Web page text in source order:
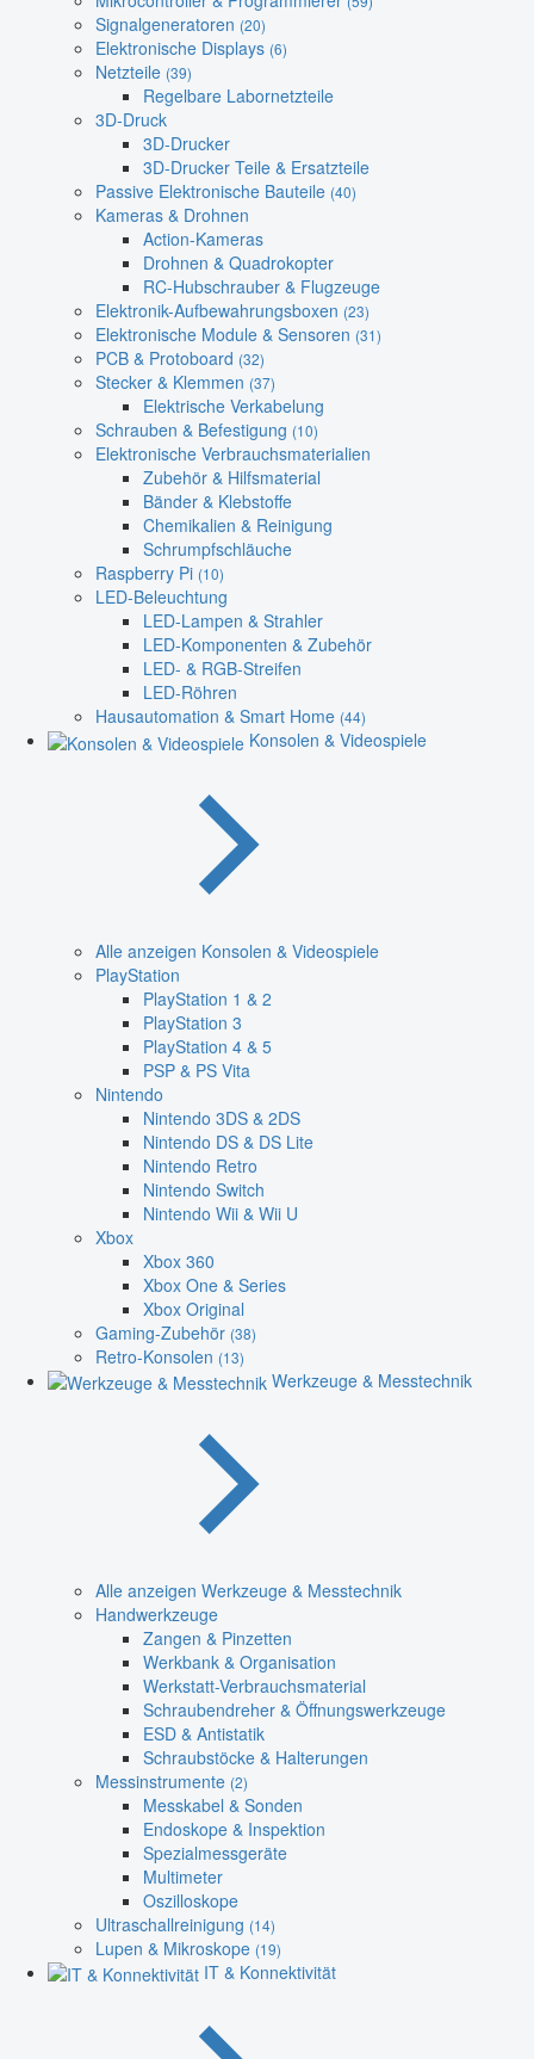
Signalgeneratoren (20)
Elektronische Displays (6)
Netzteile (39)
Regelbare Labornetzteile
3D-Druck
3D-Drucker
3D-Drucker Teile & Ersatzteile
Passive Elektronische Bauteile (40)
Kameras & Drohnen
Action-Kameras
Drohnen & Quadrokopter
RC-Hubschrauber & Flugzeuge
Elektronik-Aufbewahrungsboxen (23)
Elektronische Module & Sensoren (31)
PCB & Protoboard (32)
Stecker & Klemmen (37)
Elektrische Verkabelung
Schrauben & Befestigung (10)
Elektronische Verbrauchsmaterialien
Zubehör & Hilfsmaterial
Bänder & Klebstoffe
Chemikalien & Reinigung
Schrumpfschläuche
Raspberry Pi (10)
LED-Beleuchtung
LED-Lampen & Strahler
LED-Komponenten & Zubehör
LED- & RGB-Streifen
LED-Röhren
Hausautomation & Smart Home (44)
Konsolen & Videospiele
Alle anzeigen Konsolen & Videospiele
PlayStation
PlayStation 1 & 2
PlayStation 3
PlayStation 4 & 5
PSP & PS Vita
Nintendo
Nintendo 3DS & 2DS
Nintendo DS & DS Lite
Nintendo Retro
Nintendo Switch
Nintendo Wii & Wii U
Xbox
Xbox 360
Xbox One & Series
Xbox Original
Gaming-Zubehör (38)
Retro-Konsolen (13)
Werkzeuge & Messtechnik
Alle anzeigen Werkzeuge & Messtechnik
Handwerkzeuge
Zangen & Pinzetten
Werkbank & Organisation
Werkstatt-Verbrauchsmaterial
Schraubendreher & Öffnungswerkzeuge
ESD & Antistatik
Schraubstöcke & Halterungen
Messinstrumente (2)
Messkabel & Sonden
Endoskope & Inspektion
Spezialmessgeräte
Multimeter
Oszilloskope
Ultraschallreinigung (14)
Lupen & Mikroskope (19)
IT & Konnektivität